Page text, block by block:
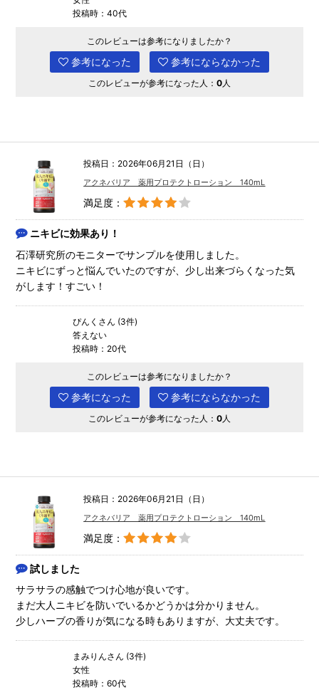
投稿時：40代
このレビューは参考になりましたか？
参考になった 参考にならなかった
このレビューが参考になった人： 0人
投稿日：2026年06月21日（日）
アクネバリア 薬用プロテクトローション 140mL
満足度：
ニキビに効果あり！
石澤研究所のモニターでサンプルを使用しました。
ニキビにずっと悩んでいたのですが、少し出来づらくなった気
がします！すごい！
ぴんくさん (3件)
答えない
投稿時：20代
このレビューは参考になりましたか？
参考になった 参考にならなかった
このレビューが参考になった人： 0 人
投稿日：2026年06月21日（日）
アクネバリア 薬用プロテクトローション 140mL
満足度：
試しました
サラサラの感触でつけ心地が良いです。
まだ大人ニキビを防いでいるかどうかは分かりません。
少しハーブの香りが気になる時もありますが、大丈夫です。
まみりんさん (3件)
女性
投稿時：60代